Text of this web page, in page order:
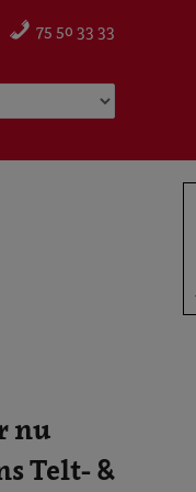
75 50 33 33
nu
Telt- &